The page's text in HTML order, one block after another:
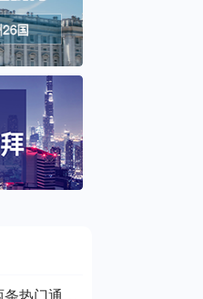
大批申请者梦碎！加拿大连砍两条热门通道！